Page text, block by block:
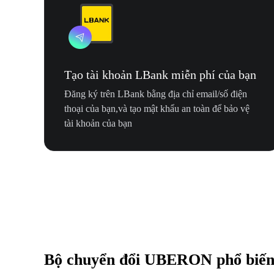
Tạo tài khoản LBank miễn phí của bạn
Đăng ký trên LBank bằng địa chỉ email/số điện
thoại của bạn,và tạo mật khẩu an toàn để bảo vệ
tài khoản của bạn
Bộ chuyển đổi UBERON phổ biến